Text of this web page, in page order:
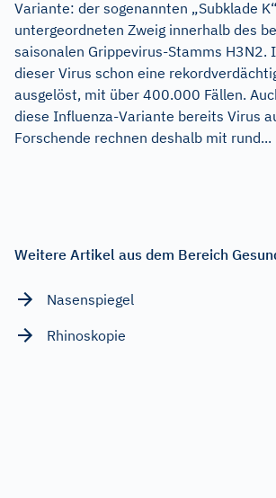
Variante: der sogenannten „Subklade
untergeordneten Zweig innerhalb des
saisonalen Grippevirus-Stamms H3N2.
dieser Virus schon eine
ausgelöst, mit über 400.000 Fällen.
diese Influenza-Variante bereits Virus
Forschende rechnen deshalb mit rund...
Weitere Artikel aus dem Bereich
Nasenspiegel
Rhinoskopie